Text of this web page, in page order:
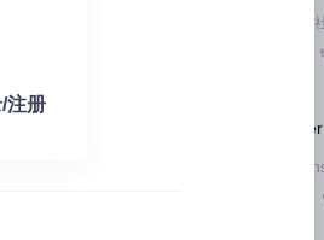
护者！
ops-transformer
注册